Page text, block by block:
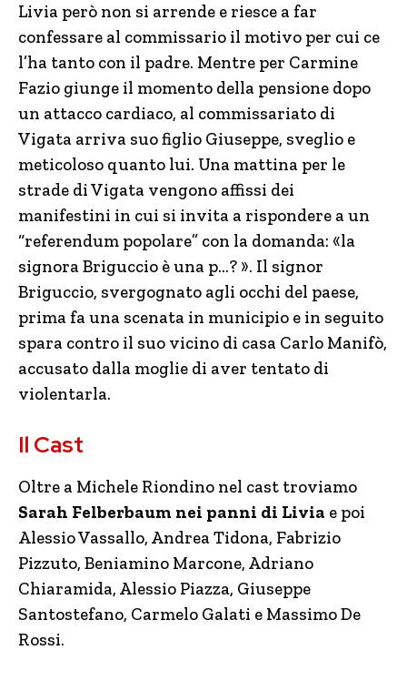
Livia però non si arrende e riesce a far
confessare al commissario il motivo per cui ce
l’ha tanto con il padre. Mentre per Carmine
Fazio giunge il momento della pensione dopo
un attacco cardiaco, al commissariato di
Vigata arriva suo figlio Giuseppe, sveglio e
meticoloso quanto lui. Una mattina per le
strade di Vigata vengono affissi dei
manifestini in cui si invita a rispondere a un
“referendum popolare” con la domanda: «la
signora Briguccio è una p…? ». Il signor
Briguccio, svergognato agli occhi del paese,
prima fa una scenata in municipio e in seguito
spara contro il suo vicino di casa Carlo Manifò,
accusato dalla moglie di aver tentato di
violentarla.
Il Cast
Oltre a Michele Riondino nel cast troviamo
Sarah Felberbaum nei panni di Livia e poi
Alessio Vassallo, Andrea Tidona, Fabrizio
Pizzuto, Beniamino Marcone, Adriano
Chiaramida, Alessio Piazza, Giuseppe
Santostefano, Carmelo Galati e Massimo De
Rossi.